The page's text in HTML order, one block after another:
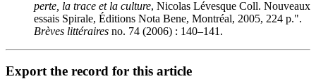
perte, la trace et la culture, Nicolas Lévesque Coll. Nouveaux
essais Spirale, Éditions Nota Bene, Montréal, 2005, 224 p.".
Brèves littéraires no. 74 (2006) : 140–141.
Export the record for this article